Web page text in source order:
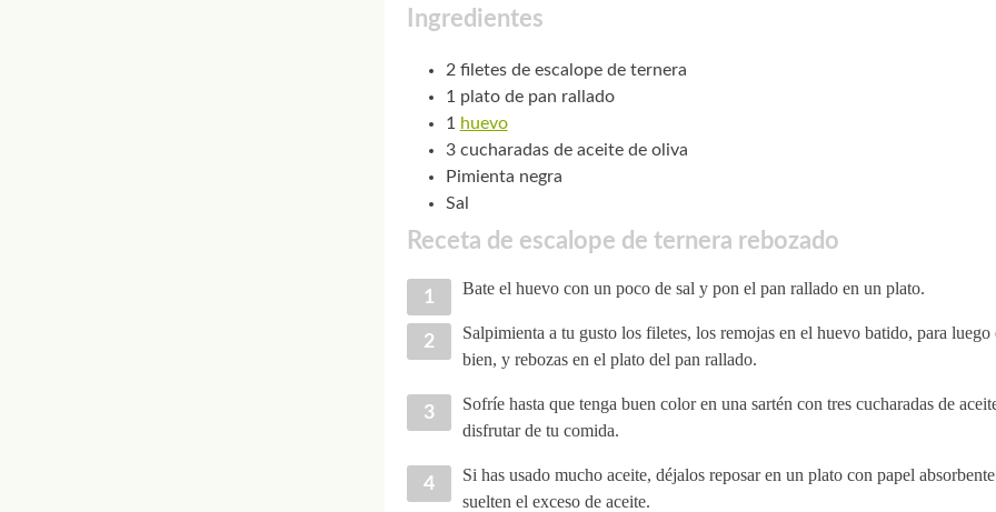
Ingredientes
2 filetes de escalope de ternera
1 plato de pan rallado
1 huevo
3 cucharadas de aceite de oliva
Pimienta negra
Sal
Receta de escalope de ternera rebozado
Bate el huevo con un poco de sal y pon el pan rallado en un plato.
Salpimienta a tu gusto los filetes, los remojas en el huevo batido, para luego
bien, y rebozas en el plato del pan rallado.
Sofríe hasta que tenga buen color en una sartén con tres cucharadas de
disfrutar de tu comida.
Si has usado mucho aceite, déjalos reposar en un plato con papel
suelten el exceso de aceite.